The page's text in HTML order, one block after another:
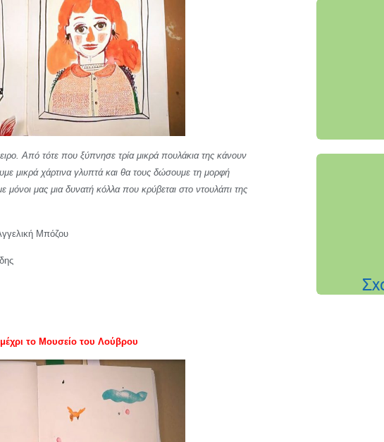
Από τότε που ξύπνησε τρία μικρά πουλάκια της κάνουν
μικρά χάρτινα γλυπτά και θα τους δώσουμε τη μορφή
μας μια δυνατή κόλλα που κρύβεται στο ντουλάπι της
Μπόζου
το Μουσείο του Λούβρου